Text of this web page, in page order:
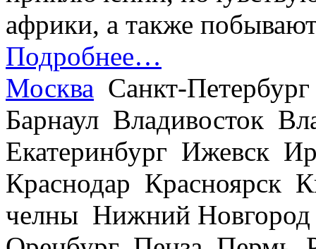
африки, а также
Подробнее…
Москва Санкт-
Барнаул Владивосток
Екатеринбург Ижевск
Краснодар Красноярск
челны Нижний